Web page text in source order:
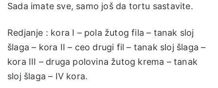
Sada imate sve, samo još da tortu sastavite.
Redjanje : kora I – pola žutog fila – tanak sloj
šlaga – kora II – ceo drugi fil – tanak sloj šlaga –
kora III – druga polovina žutog krema – tanak
sloj šlaga – IV kora.